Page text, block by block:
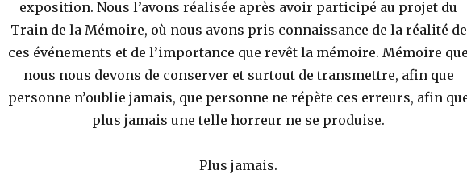
exposition. Nous l’avons réalisée après avoir participé au projet du
Train de la Mémoire, où nous avons pris connaissance de la réalité de
ces événements et de l’importance que revêt la mémoire. Mémoire
nous nous devons de conserver et surtout de transmettre, afin que
personne n’oublie jamais, que personne ne répète ces erreurs, afin
plus jamais une telle horreur ne se produise.
Plus jamais.